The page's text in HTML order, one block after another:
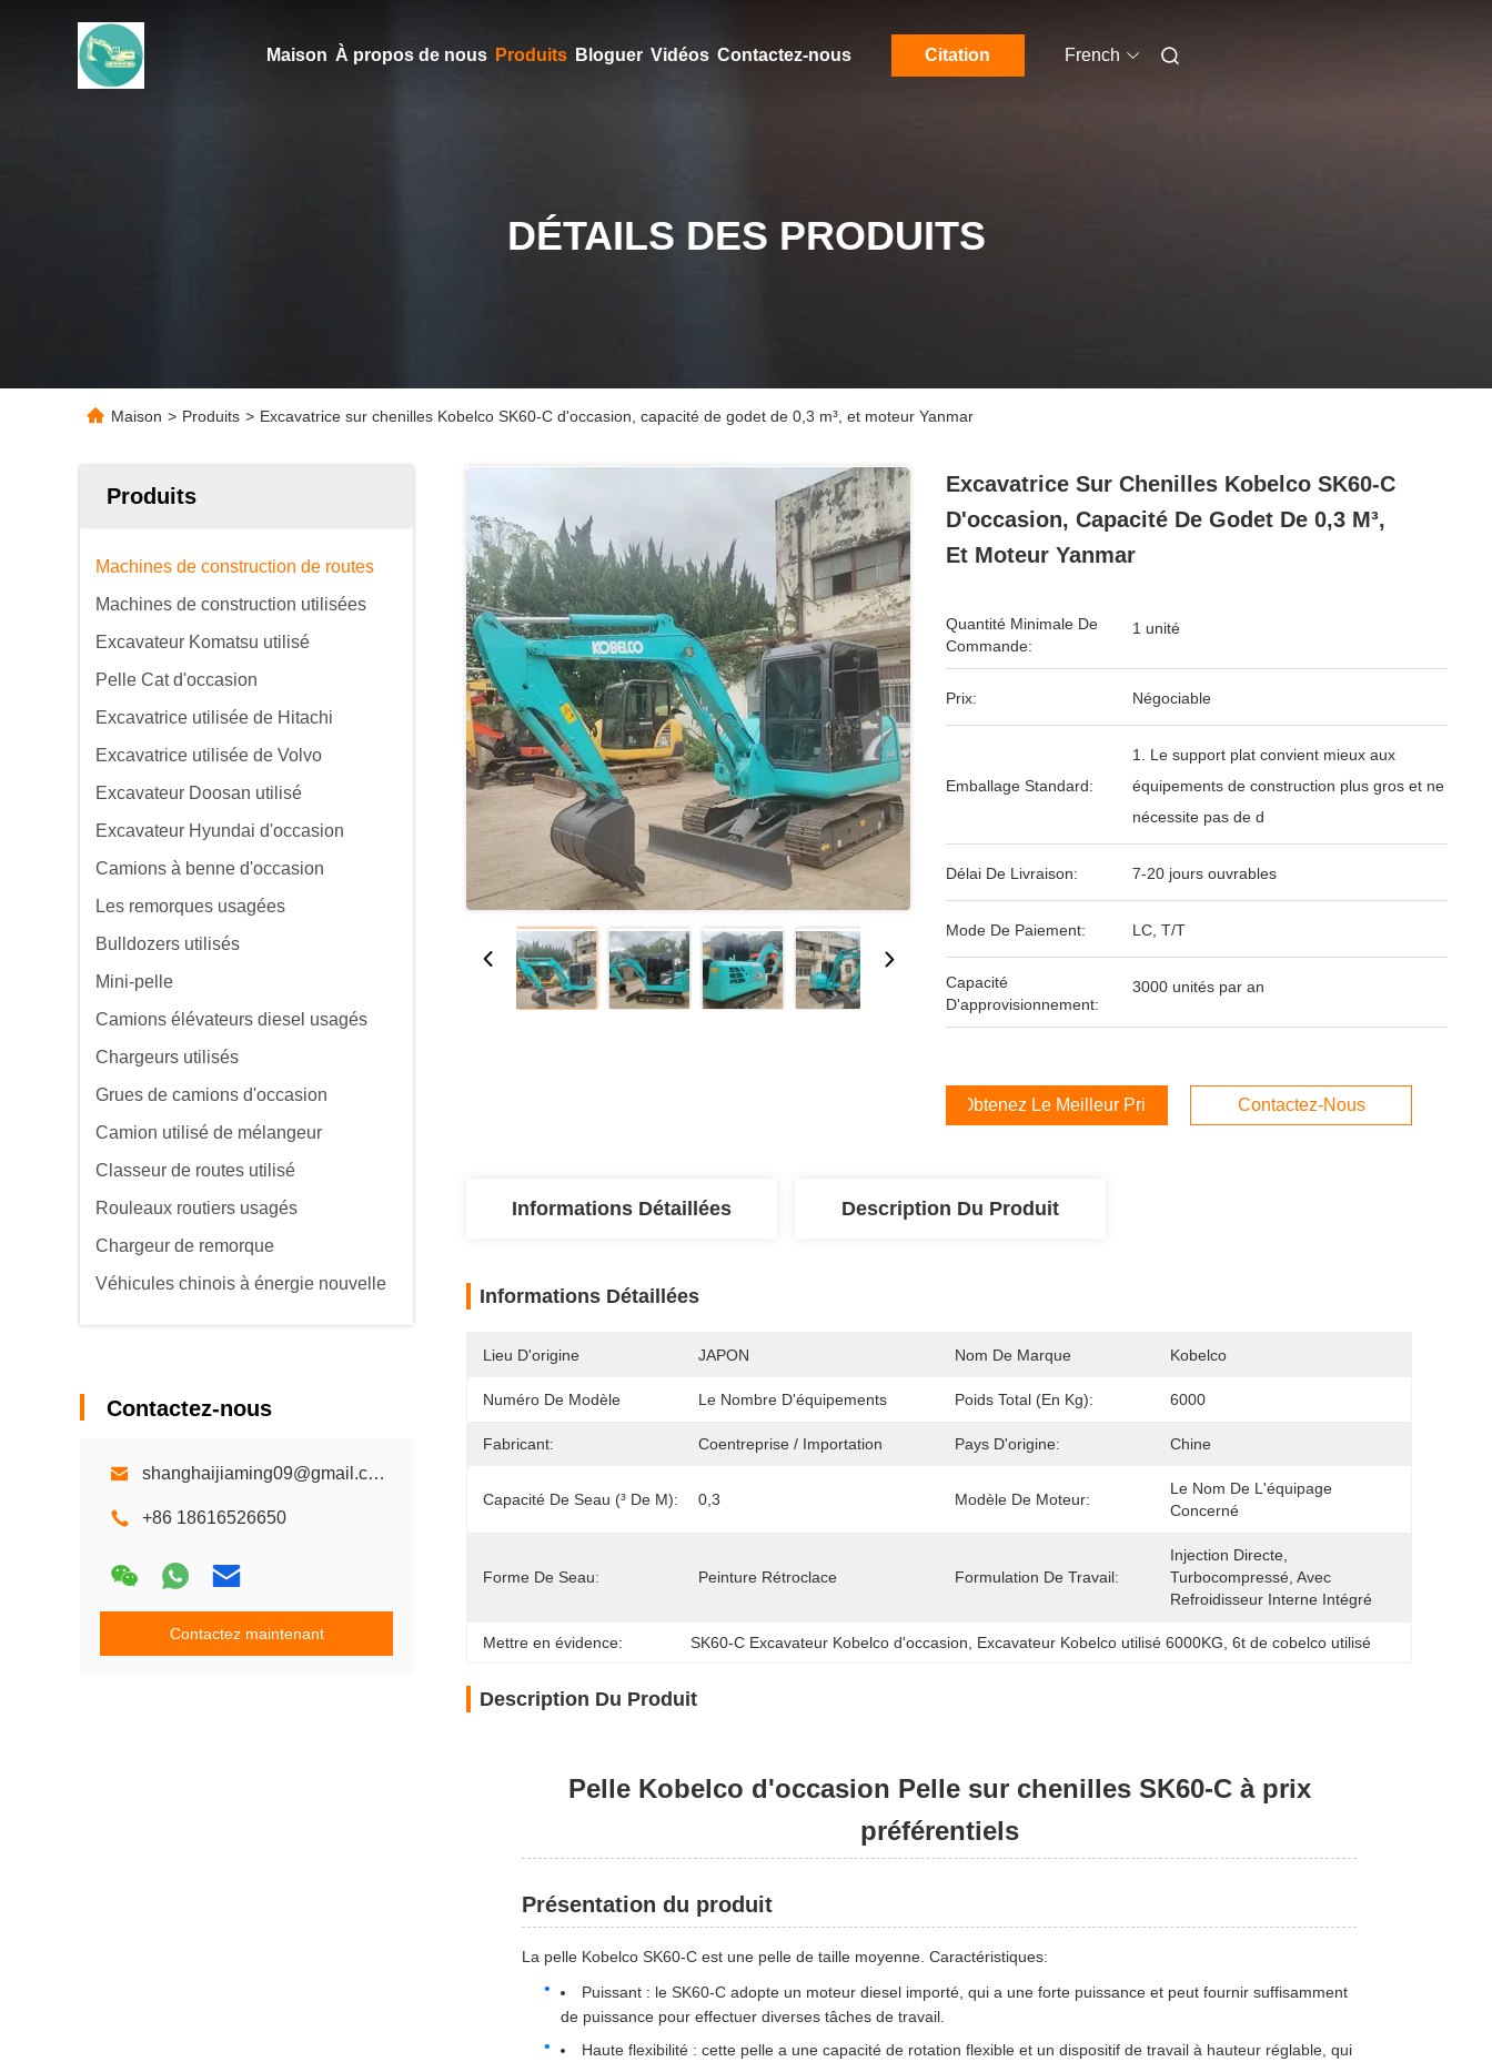
Maison À propos de nous Produits Bloguer Vidéos Contactez-nous Citation French
DÉTAILS DES PRODUITS
Maison > Produits > Excavatrice sur chenilles Kobelco SK60-C d'occasion, capacité de godet de 0,3 m³, et moteur Yanmar
Produits
Machines de construction de routes
Machines de construction utilisées
Excavateur Komatsu utilisé
Pelle Cat d'occasion
Excavatrice utilisée de Hitachi
Excavatrice utilisée de Volvo
Excavateur Doosan utilisé
Excavateur Hyundai d'occasion
Camions à benne d'occasion
Les remorques usagées
Bulldozers utilisés
Mini-pelle
Camions élévateurs diesel usagés
Chargeurs utilisés
Grues de camions d'occasion
Camion utilisé de mélangeur
Classeur de routes utilisé
Rouleaux routiers usagés
Chargeur de remorque
Véhicules chinois à énergie nouvelle
Contactez-nous
shanghaijiaming09@gmail.com
+86 18616526650
Contactez maintenant
Excavatrice Sur Chenilles Kobelco SK60-C
D'occasion, Capacité De Godet De 0,3 M³,
Et Moteur Yanmar
Quantité Minimale De
Commande:
1 unité
Prix: Négociable
Emballage Standard:
1. Le support plat convient mieux aux
équipements de construction plus gros et ne
nécessite pas de d
Délai De Livraison: 7-20 jours ouvrables
Mode De Paiement: LC, T/T
Capacité
D'approvisionnement:
3000 unités par an
Obtenez Le Meilleur Prix Contactez-Nous
Informations Détaillées Description Du Produit
Informations Détaillées
Lieu D'origine JAPON Nom De Marque Kobelco
Numéro De Modèle Le Nombre D'équipements Poids Total (en Kg): 6000
Fabricant: Coentreprise / Importation Pays D'origine: Chine
Capacité De Seau (³ De M): 0,3 Modèle De Moteur:
Le Nom De L'équipage
Concerné
Forme De Seau: Peinture Rétroclace Formulation De Travail:
Injection Directe,
Turbocompressé, Avec
Refroidisseur Interne Intégré
Mettre en évidence: SK60-C Excavateur Kobelco d'occasion Excavateur Kobelco utilisé 6000KG , 6t de cobelco utilisé
Description Du Produit
Pelle Kobelco d'occasion Pelle sur chenilles SK60-C à prix
préférentiels
Présentation du produit
La pelle Kobelco SK60-C est une pelle de taille moyenne. Caractéristiques:
Puissant : le SK60-C adopte un moteur diesel importé, qui a une forte puissance et peut fournir suffisamment
de puissance pour effectuer diverses tâches de travail.
Haute flexibilité : cette pelle a une capacité de rotation flexible et un dispositif de travail à hauteur réglable, qui